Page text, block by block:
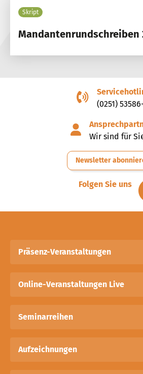
Skript
Mandantenrundschreiben
(0251)
Wir sind für
Newsletter
Folgen Sie uns
Präsenz-Veranstaltungen
Online-Veranstaltungen Live
Seminarreihen
Aufzeichnungen